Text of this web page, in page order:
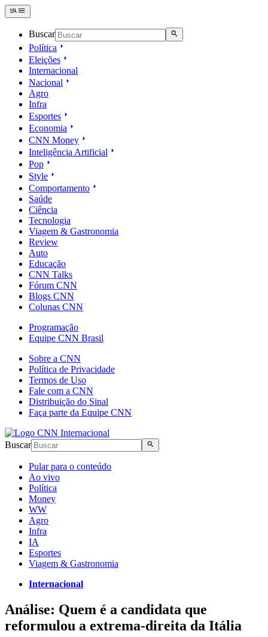
Buscar
Política
Eleições
Internacional
Nacional
Agro
Infra
Esportes
Economia
CNN Money
Inteligência Artificial
Pop
Style
Comportamento
Saúde
Ciência
Tecnologia
Viagem & Gastronomia
Review
Auto
Educação
CNN Talks
Fórum CNN
Blogs CNN
Colunas CNN
Programação
Equipe CNN Brasil
Sobre a CNN
Política de Privacidade
Termos de Uso
Fale com a CNN
Distribuição do Sinal
Faça parte da Equipe CNN
Buscar
Pular para o conteúdo
Ao vivo
Política
Money
WW
Agro
Infra
IA
Esportes
Viagem & Gastronomia
Internacional
Análise: Quem é a candidata que
reformulou a extrema-direita da Itália